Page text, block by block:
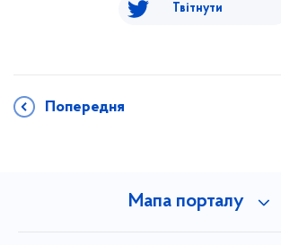
Твітнути
Попередня
Мапа порталу